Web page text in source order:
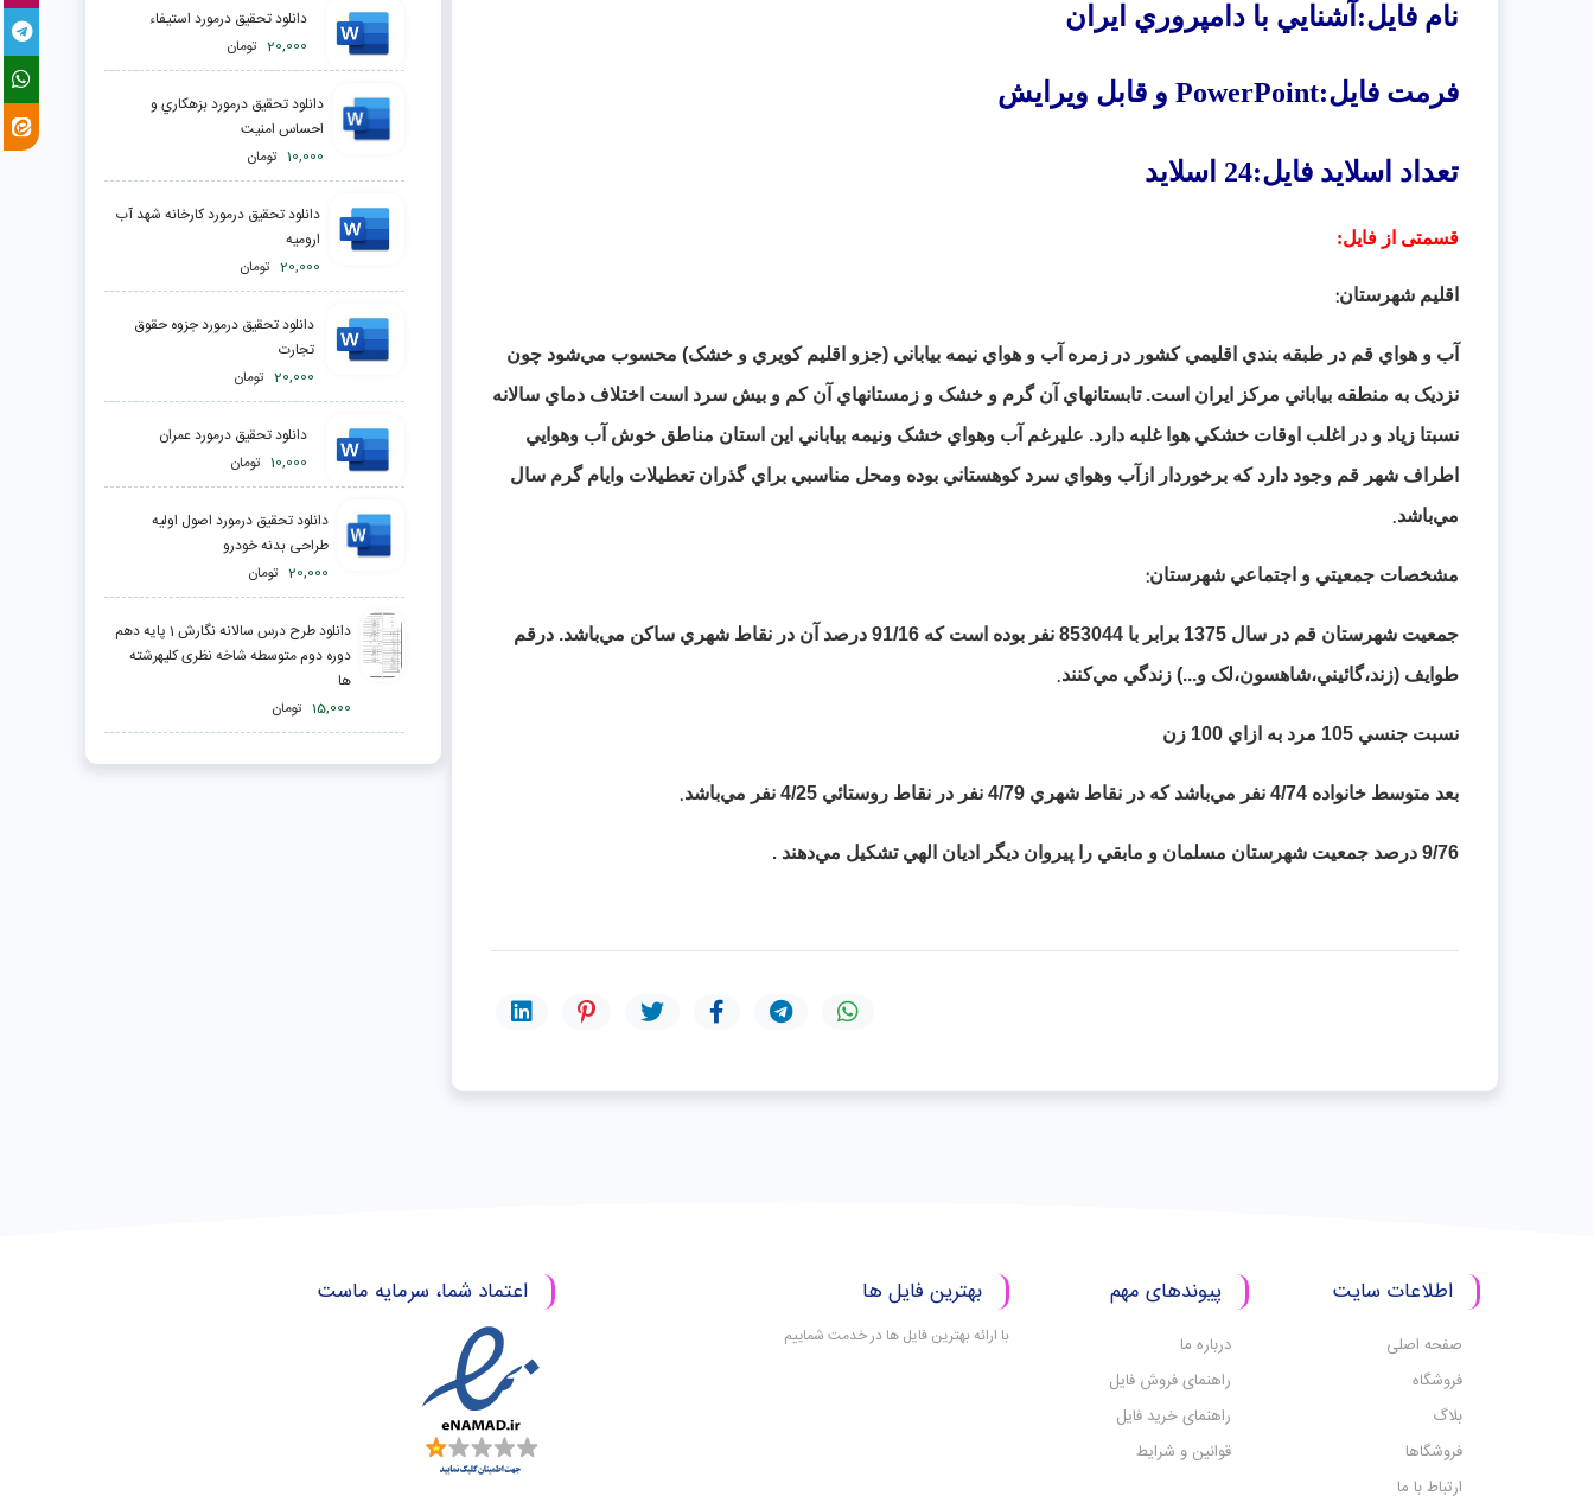
دانلود تحقیق درمورد استيفاء
20,000 تومان
دانلود تحقیق درمورد بزهكاري و
احساس امنيت
10,000 تومان
دانلود تحقیق درمورد كارخانه شهد آب
اروميه
20,000 تومان
دانلود تحقیق درمورد جزوه حقوق
تجارت
20,000 تومان
دانلود تحقیق درمورد عمران
10,000 تومان
دانلود تحقیق درمورد اصول اولیه
طراحی بدنه خودرو
20,000 تومان
دانلود طرح درس سالانه نگارش 1 پایه دهم
دوره دوم متوسطه شاخه نظری کلیهرشته
ها
15,000 تومان
نام فایل:آشنايي با دامپروري ايران
فرمت فایل:PowerPoint و قابل ویرایش
تعداد اسلاید فایل:24 اسلاید
قسمتی از فایل:
اقليم شهرستان:
آب و هواي قم در طبقه بندي اقليمي کشور در زمره آب و هواي نيمه بياباني (جزو اقليم کويري و خشک) محسوب مي‌‌شود چون
نزديک به منطقه بياباني مرکز ايران است. تابستانهاي آن گرم و خشک و زمستانهاي آن کم و بيش سرد است اختلاف دماي سالانه
نسبتا زياد و در اغلب اوقات خشکي هوا غلبه دارد. عليرغم آب وهواي خشک ونيمه بياباني اين استان مناطق خوش آب وهوايي
اطراف شهر قم وجود دارد که برخوردار ازآب وهواي سرد کوهستاني بوده ومحل مناسبي براي گذران تعطيلات وايام گرم سال
مي‌‌باشد.
مشخصات جمعيتي و اجتماعي شهرستان:
جمعيت شهرستان قم در سال 1375 برابر با 853044 نفر بوده است که 91/16 درصد آن در نقاط شهري ساکن مي‌‌باشد. درقم
طوايف (زند،گائيني،شاهسون،لک و...) زندگي مي‌‌کنند.
نسبت جنسي 105 مرد به ازاي 100 زن
بعد متوسط خانواده 4/74 نفر مي‌‌باشد که در نقاط شهري 4/79 نفر در نقاط روستائي 4/25 نفر مي‌‌باشد .
9/76 درصد جمعيت شهرستان مسلمان و مابقي را پيروان ديگر اديان الهي تشکيل مي‌‌دهند .
اطلاعات سایت
صفحه اصلی
فروشگاه
بلاگ
فروشگاها
ارتباط با ما
پیوندهای مهم
درباره ما
راهنمای فروش فایل
راهنمای خرید فایل
قوانین و شرایط
بهترین فایل ها
با ارائه بهترین فایل ها در خدمت شماییم
اعتماد شما، سرمایه ماست